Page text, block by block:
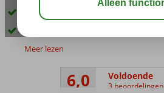
Zandstrand van Malia op ca. 600 meter
Meer lezen
6,0 Voldoende
3 beoordelingen